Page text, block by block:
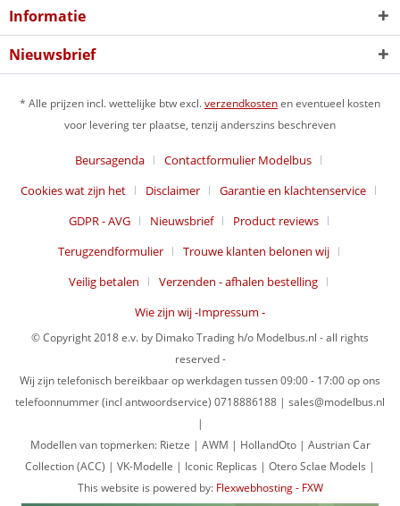
Informatie
Nieuwsbrief
* Alle prijzen incl. wettelijke btw excl.verzendkostenen eventueel kosten
voor levering ter plaatse, tenzij anderszins beschreven
Beursagenda
Contactformulier Modelbus
Cookies wat zijn het
Disclaimer
Garantie en klachtenservice
GDPR - AVG
Nieuwsbrief
Product reviews
Terugzendformulier
Trouwe klanten belonen wij
Veilig betalen
Verzenden - afhalen bestelling
Wie zijn wij -Impressum -
© Copyright 2018 e.v. by Dimako Trading h/o Modelbus.nl - all rights
reserved -
Wij zijn telefonisch bereikbaar op werkdagen tussen 09:00 - 17:00 op ons
telefoonnummer (incl antwoordservice) 0718886188 | sales@modelbus.nl
|
Modellen van topmerken: Rietze | AWM | HollandOto | Austrian Car
Collection (ACC) | VK-Modelle | Iconic Replicas | Otero Sclae Models |
This website is powered by: Flexwebhosting - FXW